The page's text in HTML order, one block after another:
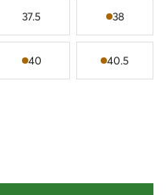
37.5 38
40 40.5